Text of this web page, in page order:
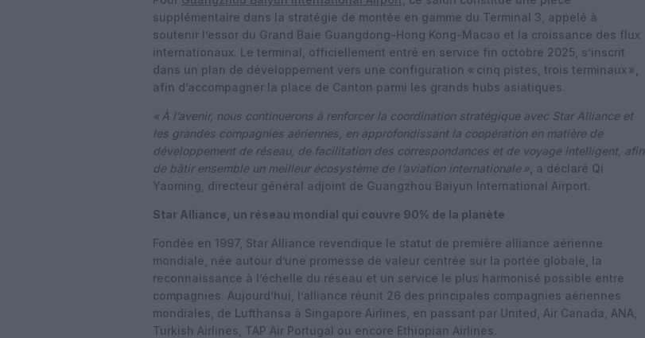
supplémentaire dans la stratégie de montée en gamme du Terminal 3, appelé à
soutenir l’essor du Grand Baie Guangdong-Hong Kong-Macao et la croissance des flux
internationaux. Le terminal, officiellement entré en service fin octobre 2025, s’inscrit
dans un plan de développement vers une configuration « cinq pistes, trois terminaux »,
afin d’accompagner la place de Canton parmi les grands hubs asiatiques.
«À l’avenir, nous continuerons à renforcer la coordination stratégique avec Star Alliance et
les grandes compagnies aériennes, en approfondissant la coopération en matière de
développement de réseau, de facilitation des correspondances et de voyage intelligent, afin
de bâtir ensemble un meilleur écosystème de l’aviation internationale » , a déclaré Qi
Yaoming, directeur général adjoint de Guangzhou Baiyun International Airport.
Star Alliance, un réseau mondial qui couvre 90% de la planète
Fondée en 1997, Star Alliance revendique le statut de première alliance aérienne
mondiale, née autour d’une promesse de valeur centrée sur la portée globale, la
reconnaissance à l’échelle du réseau et un service le plus harmonisé possible entre
compagnies. Aujourd’hui, l’alliance réunit 26 des principales compagnies aériennes
mondiales, de Lufthansa à Singapore Airlines, en passant par United, Air Canada, ANA,
Turkish Airlines, TAP Air Portugal ou encore Ethiopian Airlines.